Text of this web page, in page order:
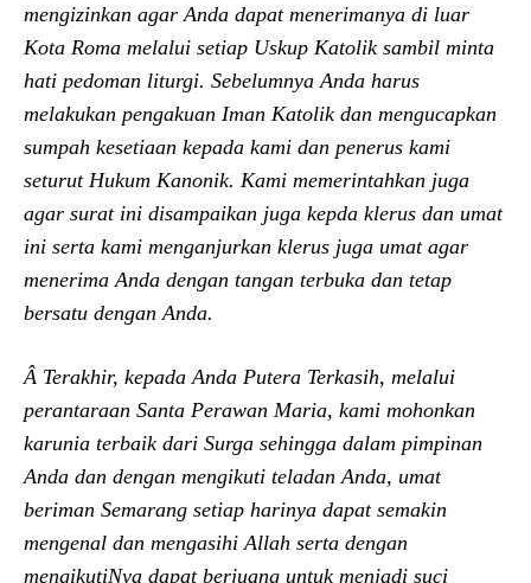
mengizinkan agar Anda dapat menerimanya di luar
Kota Roma melalui setiap Uskup Katolik sambil minta
hati pedoman liturgi. Sebelumnya Anda harus
melakukan pengakuan Iman Katolik dan mengucapkan
sumpah kesetiaan kepada kami dan penerus kami
seturut Hukum Kanonik. Kami memerintahkan juga
agar surat ini disampaikan juga kepda klerus dan umat
ini serta kami menganjurkan klerus juga umat agar
menerima Anda dengan tangan terbuka dan tetap
bersatu dengan Anda.
Â Terakhir, kepada Anda Putera Terkasih, melalui
perantaraan Santa Perawan Maria, kami mohonkan
karunia terbaik dari Surga sehingga dalam pimpinan
Anda dan dengan mengikuti teladan Anda, umat
beriman Semarang setiap harinya dapat semakin
mengenal dan mengasihi Allah serta dengan
mengikutiNya dapat berjuang untuk menjadi suci